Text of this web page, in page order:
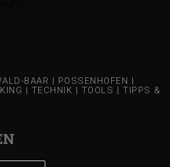
BAAR | POSSENHOFEN |
| TECHNIK | TOOLS | TIPPS &